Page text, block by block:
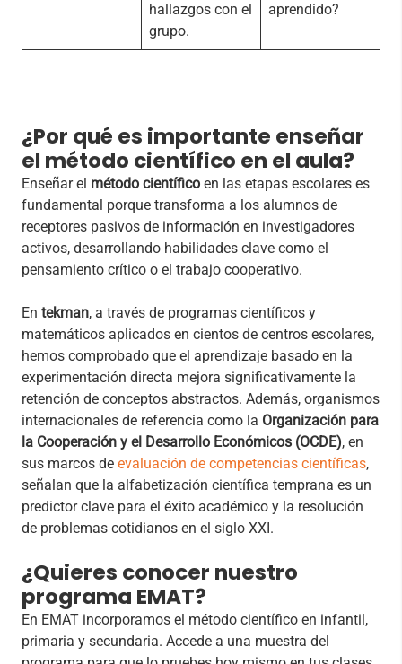
hallazgos con el
grupo.
aprendido?
¿Por qué es importante enseñar
el método científico en el aula?
Enseñar el método científico en las etapas escolares es
fundamental porque transforma a los alumnos de
receptores pasivos de información en investigadores
activos, desarrollando habilidades clave como el
pensamiento crítico o el trabajo cooperativo.
En tekman, a través de programas científicos y
matemáticos aplicados en cientos de centros escolares,
hemos comprobado que el aprendizaje basado en la
experimentación directa mejora significativamente la
retención de conceptos abstractos. Además, organismos
internacionales de referencia como la Organización para
la Cooperación y el Desarrollo Económicos (OCDE), en
sus marcos de evaluación de competencias científicas,
señalan que la alfabetización científica temprana es un
predictor clave para el éxito académico y la resolución
de problemas cotidianos en el siglo XXI.
¿Quieres conocer nuestro
programa EMAT?
En EMAT incorporamos el método científico en infantil,
primaria y secundaria. Accede a una muestra del